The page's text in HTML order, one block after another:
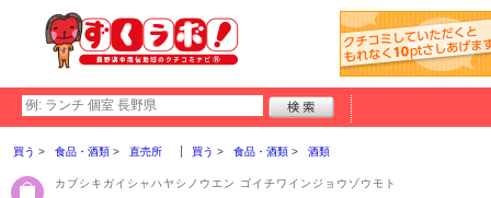
買う 食品・酒類 直売所 買う 食品・酒類 酒類
カブシキガイシャハヤシノウエン ゴイチワインジョウゾウモト